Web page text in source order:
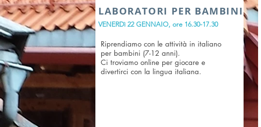
LABORATORI PER BAMBINI
VENERDì 22 GENNAIO, ore 16.30-17.30
Riprendiamo con le attività in italiano
per bambini (7-12 anni).
Ci troviamo online per giocare e
divertirci con la lingua italiana.